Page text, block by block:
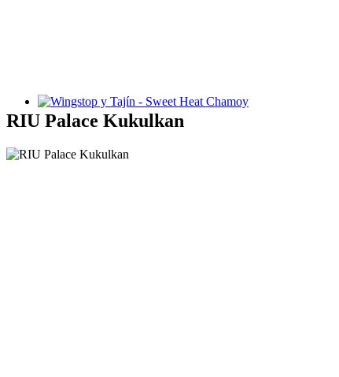
Wingstop y Tajín - Sweet Heat Chamoy
RIU Palace Kukulkan